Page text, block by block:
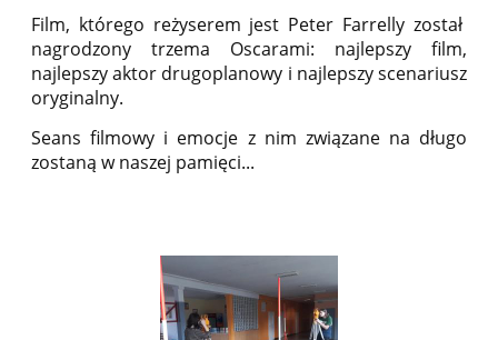
Film, którego reżyserem jest Peter Farrelly został
nagrodzony trzema Oscarami: najlepszy film,
najlepszy aktor drugoplanowy i najlepszy scenariusz
oryginalny.
Seans filmowy i emocje z nim związane na długo
zostaną w naszej pamięci...